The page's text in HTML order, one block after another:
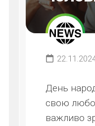
День
свою
важливо